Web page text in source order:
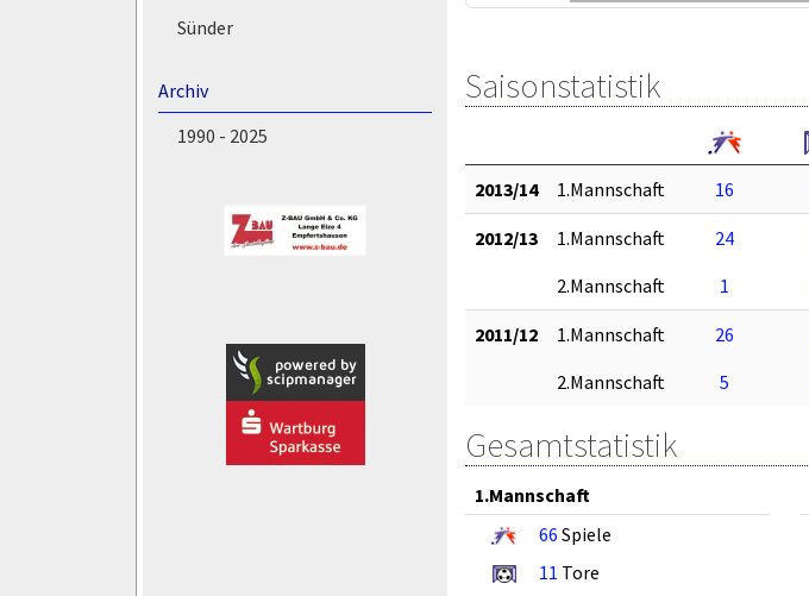
Sünder
Archiv
1990 - 2025
Saisonstatistik
2013/14 1.Mannschaft 16
2012/13 1.Mannschaft 24
2.Mannschaft
1
2011/12 1.Mannschaft 26
2.Mannschaft
5
Gesamtstatistik
1.Mannschaft
66 Spiele
11 Tore